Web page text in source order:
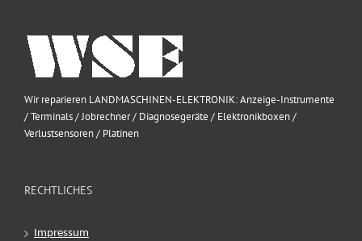
Wir reparieren LANDMASCHINEN-ELEKTRONIK: Anzeige-Instrumente
/ Terminals / Jobrechner / Diagnosegeräte / Elektronikboxen /
Verlustsensoren / Platinen
RECHTLICHES
Impressum